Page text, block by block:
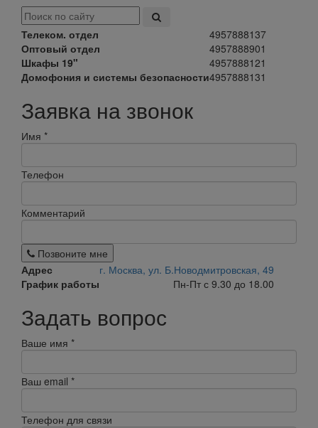
Телеком. отдел
4957888137
Оптовый отдел
4957888901
Шкафы 19"
4957888121
Домофония и системы безопасности4957888131
Заявка на звонок
Имя *
Телефон
Комментарий
Позвоните мне
Адрес
г. Москва, ул. Б.Новодмитровская, 49
График работы
Пн-Пт с 9.30 до 18.00
Задать вопрос
Ваше имя *
Ваш email *
Телефон для связи